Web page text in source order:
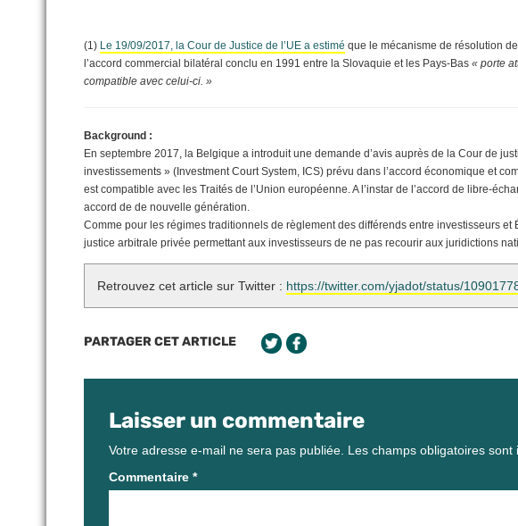
(1) Le 19/09/2017, la Cour de Justice de l’UE a estimé que le mécanisme de résolution
l’accord commercial bilatéral conclu en 1991 entre la Slovaquie et les Pays-Bas « porte
compatible avec celui-ci. »
Background :
En septembre 2017, la Belgique a introduit une demande d’avis auprès de la Cour de
investissements » (Investment Court System, ICS) prévu dans l’accord économique et
est compatible avec les Traités de l’Union européenne. A l’instar de l’accord de libre-
accord de de nouvelle génération.
Comme pour les régimes traditionnels de règlement des différends entre investisseurs et
justice arbitrale privée permettant aux investisseurs de ne pas recourir aux juridictions
Retrouvez cet article sur Twitter : https://twitter.com/yjadot/status/
PARTAGER CET ARTICLE
Laisser un commentaire
Votre adresse e-mail ne sera pas publiée. Les champs obligatoires sont
Commentaire *